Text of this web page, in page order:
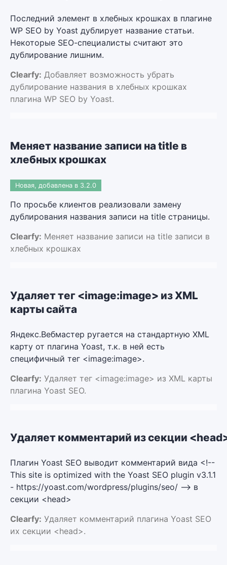
Последний элемент в хлебных крошках в плагине
WP SEO by Yoast дублирует название статьи.
Некоторые SЕО-специалисты считают это
дублирование лишним.
Clearfy: Добавляет возможность убрать
дублирование названия в хлебных крошках
плагина WP SEO by Yoast.
Меняет название записи на title в
хлебных крошках
Новая, добавлена в 3.2.0
По просьбе клиентов реализовали замену
дублирования названия записи на title страницы.
Clearfy: Меняет название записи на title записи в
хлебных крошках
Удаляет тег <image:image> из XML
карты сайта
Яндекс.Вебмастер ругается на стандартную XML
карту от плагина Yoast, т.к. в ней есть
специфичный тег <image:image>.
Clearfy: Удаляет тег <image:image> из XML карты
плагина Yoast SEO.
Удаляет комментарий из секции
Плагин Yoast SEO выводит комментарий вида <!--
This site is optimized with the Yoast SEO plugin v3.1.1
- https://yoast.com/wordpress/plugins/seo/ --> в
секции <head>
Clearfy: Удаляет комментарий плагина Yoast SEO
их секции <head>.